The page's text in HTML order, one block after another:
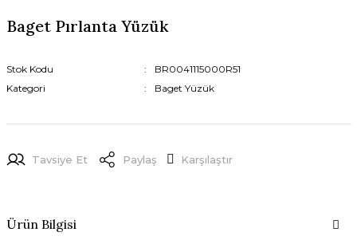
Baget Pırlanta Yüzük
Stok Kodu
BR0041115000R51
Kategori
Baget Yüzük
Tavsiye Et Paylaş Karşılaştır
Ürün Bilgisi